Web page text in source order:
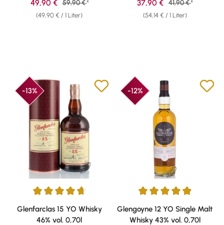
(49,90 € / 1 Liter)
Verkaufspreis:
49,90 € Regulärer Preis:
59,90 €
(54,14 € / 1 Liter)
Verkaufspreis:
37,90 € Regulärer Preis:
41,90 €
-13%
Durchschnittliche Bewertung von 4.74 von 5 Sternen
Glenfarclas 15 YO Whisky
46% vol. 0,70l
-12%
Durchschnittliche Bewertung
Glengoyne 12 YO Single Malt
Whisky 43% vol. 0,70l